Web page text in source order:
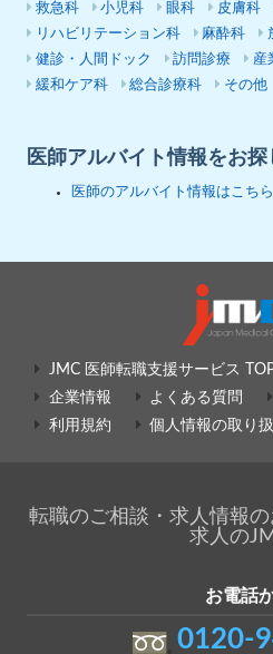
救急科 小児科 眼科 皮膚科
リハビリテーション科
麻酔科
健診・人間ドック
訪問診療 産
緩和ケア科
総合診療科 その他
医師アルバイト情報をお探
医師のアルバイト情報はこちら
JMC 医師転職支援サービス
企業情報
よくある質問
利用規約
個人情報の取り
転職のご相談・求人情報
求人の
お電話
0120-